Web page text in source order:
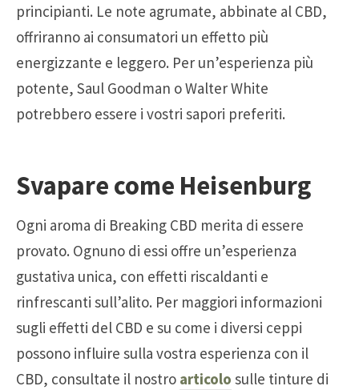
principianti. Le note agrumate, abbinate al CBD,
offriranno ai consumatori un effetto più
energizzante e leggero. Per un’esperienza più
potente, Saul Goodman o Walter White
potrebbero essere i vostri sapori preferiti.
Svapare come Heisenburg
Ogni aroma di Breaking CBD merita di essere
provato. Ognuno di essi offre un’esperienza
gustativa unica, con effetti riscaldanti e
rinfrescanti sull’alito. Per maggiori informazioni
sugli effetti del CBD e su come i diversi ceppi
possono influire sulla vostra esperienza con il
CBD, consultate il nostro articolo sulle tinture di